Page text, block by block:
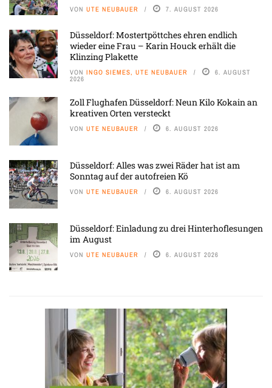
VON UTE NEUBAUER 7. AUGUST 2026
Düsseldorf: Mostertpöttches ehren endlich
wieder eine Frau – Karin Houck erhält die
Klinzing Plakette
VON INGO SIEMES, UTE NEUBAUER 6. AUGUST
2026
Zoll Flughafen Düsseldorf: Neun Kilo Kokain an
kreativen Orten versteckt
VON UTE NEUBAUER 6. AUGUST 2026
Düsseldorf: Alles was zwei Räder hat ist am
Sonntag auf der autofreien Kö
VON UTE NEUBAUER 6. AUGUST 2026
Düsseldorf: Einladung zu drei Hinterhoflesungen
im August
VON UTE NEUBAUER 6. AUGUST 2026